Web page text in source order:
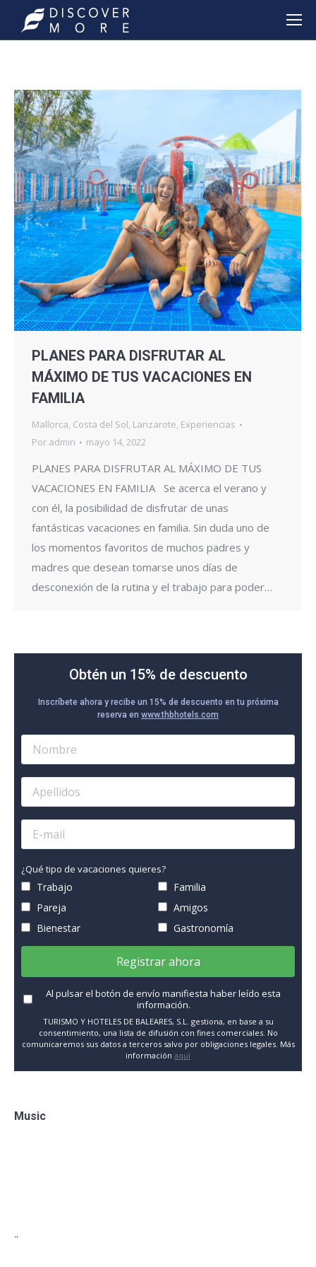
PLANES PARA DISFRUTAR AL
MÁXIMO DE TUS VACACIONES EN
FAMILIA
Mallorca, Costa del Sol, Lanzarote, Experiencias
Por admin mayo 14, 2022
PLANES PARA DISFRUTAR AL MÁXIMO DE TUS
VACACIONES EN FAMILIA Se acerca el verano y
con él, la posibilidad de disfrutar de unas
fantásticas vacaciones en familia. Sin duda uno de
los momentos favoritos de muchos padres y
madres que desean tomarse unos días de
desconexión de la rutina y el trabajo para poder…
Obtén un 15% de descuento
Inscríbete ahora y recibe un 15% de descuento en tu próxima
reserva en www.thbhotels.com
¿Qué tipo de vacaciones quieres?
Trabajo
Familia
Pareja
Amigos
Bienestar
Gastronomía
Registrar ahora
Al pulsar el botón de envío manifiesta haber leído esta
información.
TURISMO Y HOTELES DE BALEARES, S.L. gestiona, en base a su
consentimiento, una lista de difusión con fines comerciales. No
comunicaremos sus datos a terceros salvo por obligaciones legales. Más
información aquí
Music
"